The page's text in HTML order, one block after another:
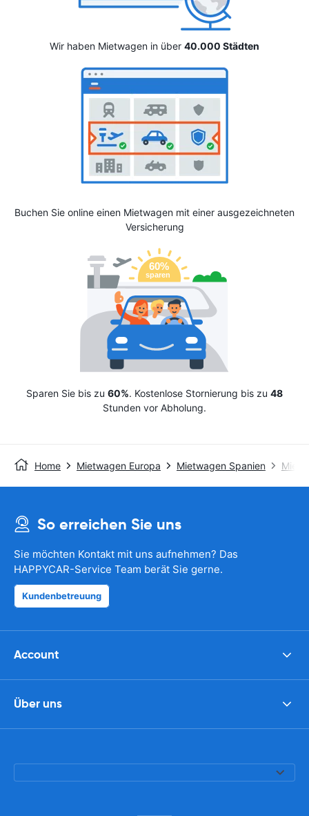
Wir haben Mietwagen in über 40.000 Städten
Buchen Sie online einen Mietwagen mit einer ausgezeichneten
Versicherung
Sparen Sie bis zu 60%. Kostenlose Stornierung bis zu 48
Stunden vor Abholung.
Home Mietwagen Europa Mietwagen Spanien
So erreichen Sie uns
Sie möchten Kontakt mit uns aufnehmen? Das
HAPPYCAR-Service Team berät Sie gerne.
Kundenbetreuung
Account
Über uns